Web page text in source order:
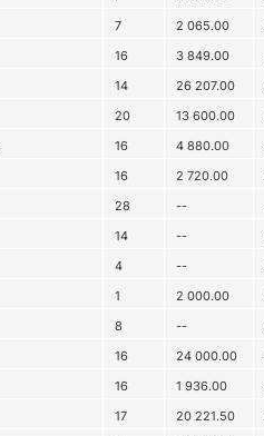
7 2 065.00
16 3 849.00
14 26 207.00
20 13 600.00
16 4 880.00
16 2 720.00
28 --
14 --
4 --
1 2 000.00
8 --
16 24 000.00
16 1 936.00
17 20 221.50